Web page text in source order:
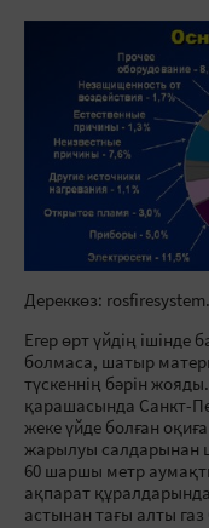
Дереккөз:
Егер өрт үйдің ішінде
болмаса, шатыр
түскеннің бәрін
қарашасында Санкт-
жеке үйде болған
жарылуы салдарынан
60 шаршы метр
ақпарат
астынан тағы алты